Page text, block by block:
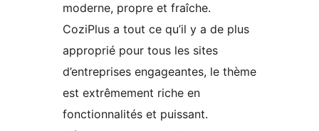
moderne, propre et fraîche.
CoziPlus a tout ce qu’il y a de plus
approprié pour tous les sites
d’entreprises engageantes, le thème
est extrêmement riche en
fonctionnalités et puissant.